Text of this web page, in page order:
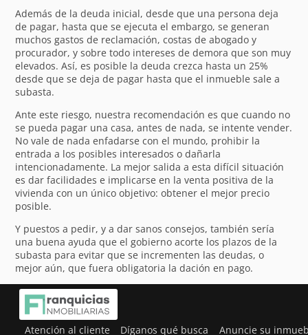
Además de la deuda inicial, desde que una persona deja
de pagar, hasta que se ejecuta el embargo, se generan
muchos gastos de reclamación, costas de abogado y
procurador, y sobre todo intereses de demora que son muy
elevados. Así, es posible la deuda crezca hasta un 25%
desde que se deja de pagar hasta que el inmueble sale a
subasta.
Ante este riesgo, nuestra recomendación es que cuando no
se pueda pagar una casa, antes de nada, se intente vender.
No vale de nada enfadarse con el mundo, prohibir la
entrada a los posibles interesados o dañarla
intencionadamente. La mejor salida a esta difícil situación
es dar facilidades e implicarse en la venta positiva de la
vivienda con un único objetivo: obtener el mejor precio
posible.
Y puestos a pedir, y a dar sanos consejos, también sería
una buena ayuda que el gobierno acorte los plazos de la
subasta para evitar que se incrementen las deudas, o
mejor aún, que fuera obligatoria la dación en pago.
Atención al cliente Díganos qué busca Anuncie su